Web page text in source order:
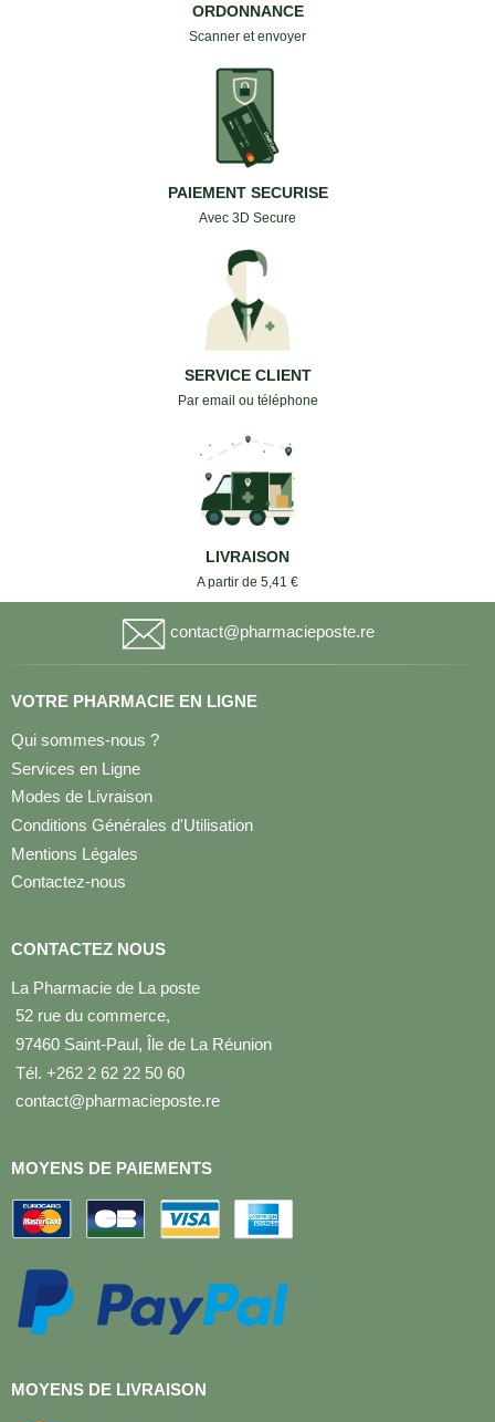
ORDONNANCE
Scanner et envoyer
PAIEMENT SECURISE
Avec 3D Secure
SERVICE CLIENT
Par email ou téléphone
LIVRAISON
A partir de 5,41 €
contact@pharmacieposte.re
VOTRE PHARMACIE EN LIGNE
Qui sommes-nous ?
Services en Ligne
Modes de Livraison
Conditions Générales d'Utilisation
Mentions Légales
Contactez-nous
CONTACTEZ NOUS
La Pharmacie de La poste
52 rue du commerce,
97460 Saint-Paul, Île de La Réunion
Tél. +262 2 62 22 50 60
contact@pharmacieposte.re
MOYENS DE PAIEMENTS
MOYENS DE LIVRAISON